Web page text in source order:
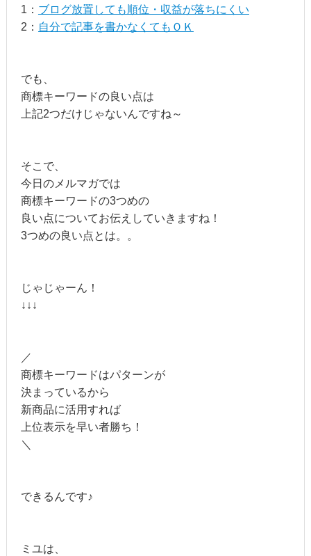
1： ブログ放置しても順位・収益が落ちにくい
2： 自分で記事を書かなくてもＯＫ
でも、
商標キーワードの良い点は
上記2つだけじゃないんですね～
そこで、
今日のメルマガでは
商標キーワードの3つめの
良い点についてお伝えしていきますね！
3つめの良い点とは。。
じゃじゃーん！
↓↓↓
／
商標キーワードはパターンが
決まっているから
新商品に活用すれば
上位表示を早い者勝ち！
＼
できるんです♪
ミユは、